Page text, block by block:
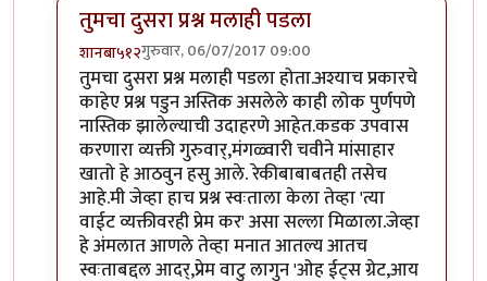
तुमचा दुसरा प्रश्न मलाही पडला
शानबा५१२गुरुवार, 06/07/2017 09:00
In reply toऐकलं आहे हे रेकी प्रकरण. पणbyज्योति अळवणी
तुमचा दुसरा प्रश्न मलाही पडला होता.अश्याच प्रकारचे
काहेए प्रश्न पडुन अस्तिक असलेले काही लोक पुर्णपणे
नास्तिक झालेल्याची उदाहरणे आहेत.कडक उपवास
करणारा व्यक्ती गुरुवार्,मंगळ्वारी चवीने मांसाहार
खातो हे आठवुन हसु आले. रेकीबाबाबतही तसेच
आहे.मी जेव्हा हाच प्रश्न स्वःताला केला तेव्हा 'त्या
वाईट व्यक्तीवरही प्रेम कर' असा सल्ला मिळाला.जेव्हा
हे अंमलात आणले तेव्हा मनात आतल्य आतच
स्वःताबद्दल आदर्,प्रेम वाटु लागुन 'ओह ईट्स ग्रेट,आय